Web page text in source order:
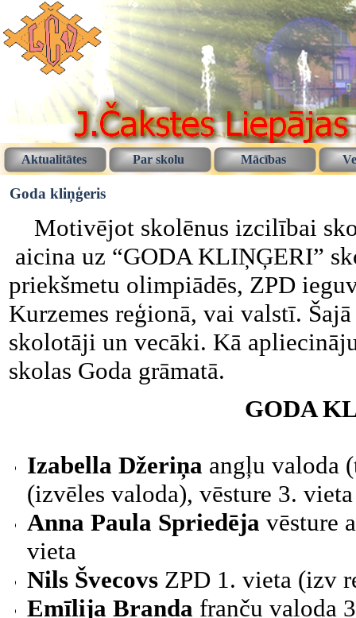
Aktualitātes Par skolu Mācības
Goda kliņģeris
Motivējot skolēnus izcilībai
aicina uz “GODA KLIŅĢERI”
priekšmetu olimpiādēs, ZPD
Kurzemes reģionā, vai valstī.
skolotāji un vecāki. Kā
skolas Goda grāmatā.
GODA
Izabella Džeriņa angļu valoda
(izvēles valoda), vēsture 3. vieta
Anna Paula Spriedēja vēsture
vieta
Nils Švecovs ZPD 1. vieta (izv
Emīlija Branda franču valoda